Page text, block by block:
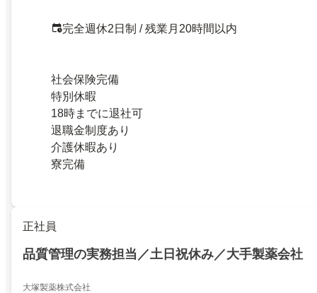
完全週休2日制 / 残業月20時間以内
社会保険完備
特別休暇
18時までに退社可
退職金制度あり
介護休暇あり
寮完備
正社員
品質管理の実務担当／土日祝休み／大手製薬会社
大塚製薬株式会社